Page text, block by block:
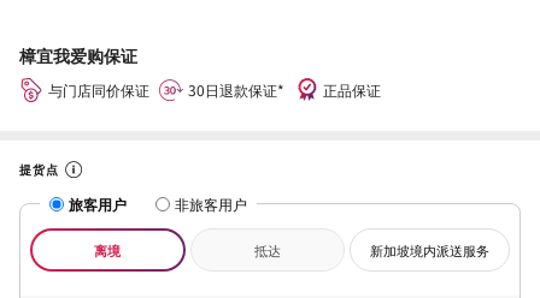
樟宜我爱购保证
与门店同价保证 30日退款保证* 正品保证
提货点
旅客用户 非旅客用户
离境 抵达 新加坡境内派送服务